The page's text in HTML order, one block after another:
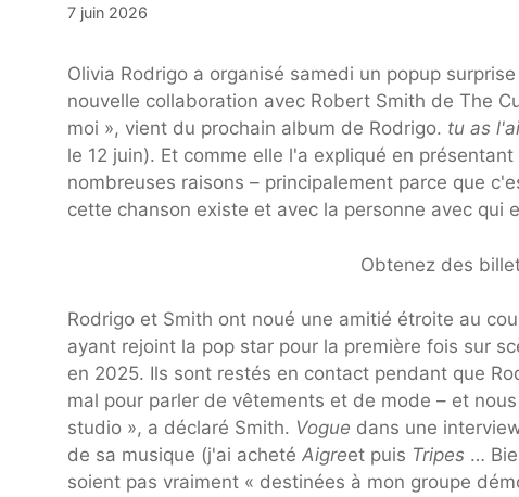
7 juin 2026
Olivia Rodrigo a organisé samedi un popup
nouvelle collaboration avec Robert Smith de The
moi », vient du prochain album de Rodrigo. tu as
le 12 juin). Et comme elle l'a expliqué en
nombreuses raisons – principalement parce que
cette chanson existe et avec la personne avec qui
Obtenez des
Rodrigo et Smith ont noué une amitié étroite au
ayant rejoint la pop star pour la première fois sur
en 2025. Ils sont restés en contact pendant que
mal pour parler de vêtements et de mode – et
studio », a déclaré Smith. Vogue dans une
de sa musique (j'ai acheté Aigreet puis Tripes …
soient pas vraiment « destinées à mon groupe